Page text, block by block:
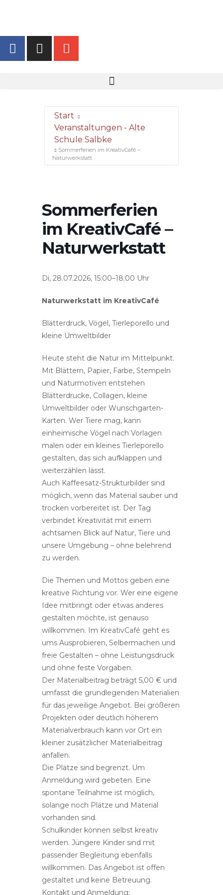
Start
Veranstaltungen - Alte
Schule Salbke
Sommerferien im KreativCafé –
Naturwerkstatt
Sommerferien
im KreativCafé –
Naturwerkstatt
Di, 28.07.2026, 15:00–18:00 Uhr
Naturwerkstatt im KreativCafé
Blätterdruck, Vögel, Tierleporello und
kleine Umweltbilder
Heute steht die Natur im Mittelpunkt.
Mit Blättern, Papier, Farbe, Stempeln
und Naturmotiven entstehen
Blätterdrucke, Collagen, kleine
Umweltbilder oder Wunschgarten-
Karten. Wer Tiere mag, kann
einheimische Vögel nach Vorlagen
malen oder ein kleines Tierleporello
gestalten, das sich aufklappen und
weiterzählen lässt.
Auch Kaffeesatz-Strukturbilder sind
möglich, wenn das Material sauber und
trocken vorbereitet ist. Der Tag
verbindet Kreativität mit einem
achtsamen Blick auf Natur, Tiere und
unsere Umgebung – ohne belehrend
zu werden.
Die Themen und Mottos geben eine
kreative Richtung vor. Wer eine eigene
Idee mitbringt oder etwas anderes
gestalten möchte, ist genauso
willkommen. Im KreativCafé geht es
ums Ausprobieren, Selbermachen und
freie Gestalten – ohne Leistungsdruck
und ohne feste Vorgaben.
Der Materialbeitrag beträgt 5,00 € und
umfasst die grundlegenden Materialien
für das jeweilige Angebot. Bei größeren
Projekten oder deutlich höherem
Materialverbrauch kann vor Ort ein
kleiner zusätzlicher Materialbeitrag
anfallen.
Die Plätze sind begrenzt. Um
Anmeldung wird gebeten. Eine
spontane Teilnahme ist möglich,
solange noch Plätze und Material
vorhanden sind.
Schulkinder können selbst kreativ
werden. Jüngere Kinder sind mit
passender Begleitung ebenfalls
willkommen. Das Angebot ist offen
gestaltet und keine Betreuung.
Kontakt und Anmeldung: